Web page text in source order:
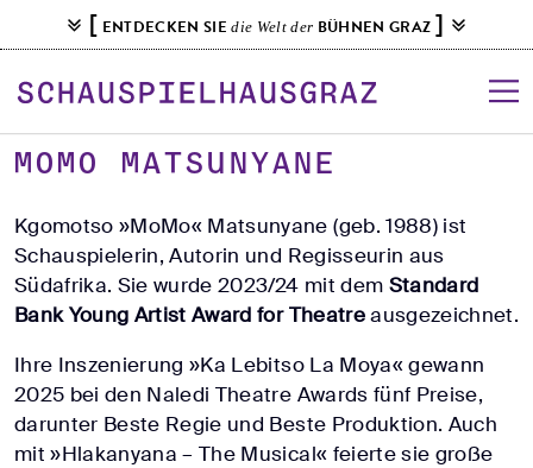
k
p
t
o
o
n
t
e
t
[ ENTDECKEN SIEdie Welt der BÜHNEN GRAZ ]
MOMO MATSUNYANE
Kgomotso »MoMo« Matsunyane (geb. 1988) ist
Schauspielerin, Autorin und Regisseurin aus
Südafrika. Sie wurde 2023/24 mit dem Standard
Bank Young Artist Award for Theatreausgezeichnet.
Ihre Inszenierung »Ka Lebitso La Moya« gewann
2025 bei den Naledi Theatre Awards fünf Preise,
darunter Beste Regie und Beste Produktion. Auch
mit »Hlakanyana – The Musical« feierte sie große